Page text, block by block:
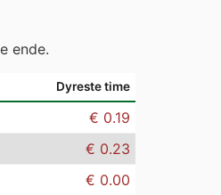
ende.
Dyreste time
€ 0.19
€ 0.23
€ 0.00